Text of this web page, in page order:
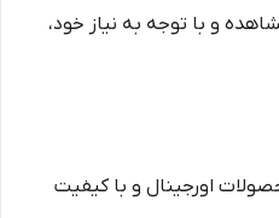
و با توجه به نیاز خود،
اورجینال و با کیفیت